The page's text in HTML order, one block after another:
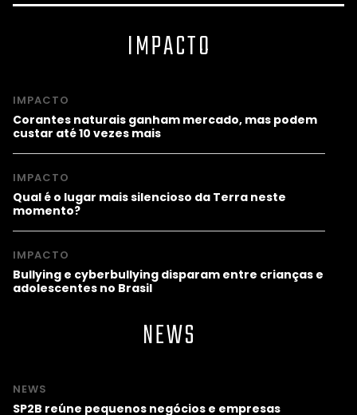
IMPACTO
IMPACTO
Corantes naturais ganham mercado, mas podem
custar até 10 vezes mais
IMPACTO
Qual é o lugar mais silencioso da Terra neste
momento?
IMPACTO
Bullying e cyberbullying disparam entre crianças e
adolescentes no Brasil
NEWS
NEWS
SP2B reúne pequenos negócios e empresas